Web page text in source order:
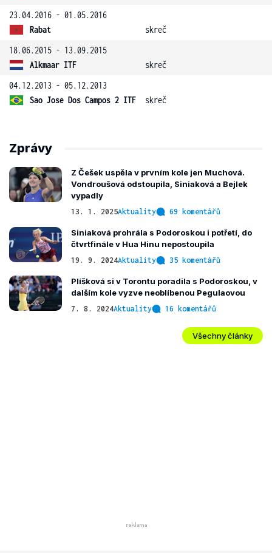
23.04.2016 - 01.05.2016
Rabat
skreč
18.06.2015 - 13.09.2015
Alkmaar ITF
skreč
04.12.2013 - 05.12.2013
Sao Jose Dos Campos 2 ITF
skreč
Zprávy
Z Češek uspěla v prvním kole jen Muchová.
Vondroušová odstoupila, Siniaková a Bejlek
vypadly
13. 1. 2025Aktuality 69 komentářů
Siniaková prohrála s Podoroskou i potřetí, do
čtvrtfinále v Hua Hinu nepostoupila
19. 9. 2024Aktuality 35 komentářů
Plíšková si v Torontu poradila s Podoroskou, v
dalším kole vyzve neoblíbenou Pegulaovou
7. 8. 2024Aktuality 16 komentářů
Všechny články